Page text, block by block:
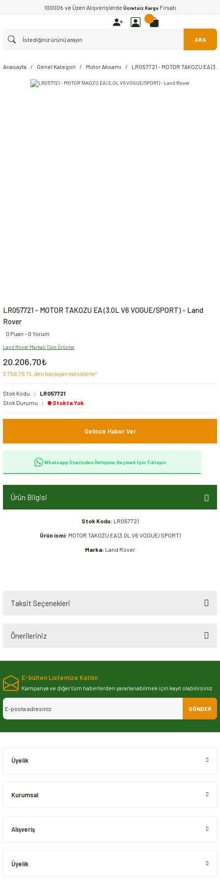
10000₺ ve Üzeri Alışverişlerde Ücretsiz Kargo Fırsatı
ARA
Anasayfa Genel Kategori Motor Aksamı LR057721 - MOTOR TAKOZU EA
LR057721 - MOTOR TAKOZU EA (3.0L V6 VOGUE/SPORT) - Land
Rover
0 Puan - 0 Yorum
Land Rover Markalı Tüm Ürünler
20.206,70₺
3.756,76 TL den başlayan taksitlerle!
Stok Kodu
LR057721
Stok Durumu
Stokta Yok
Gelince Haber Ver
Whatsapp Üzerinden İletişime Geçmek İçin Tıklayın
Ürün Bilgisi
Stok Kodu: LR057721
Ürün ismi: MOTOR TAKOZU EA (3.0L V6 VOGUE/SPORT)
Marka: Land Rover
Taksit Seçenekleri
Önerileriniz
Bu ürünün fiyat bilgisi, resim, ürün açıklamalarında ve diğer konularda
iletebilirsiniz.
Görüş ve önerileriniz için teşekkür ederiz.
Ürün resmi kalitesiz, bozuk veya görüntülenemiyor.
E-bülten Listemize Katılın
Kampanya ve diğer tüm haberlerden yararlanabilmek için kayıt olabilirsiniz
GÖNDER
Üyelik
Kurumsal
Alışveriş
Üyelik